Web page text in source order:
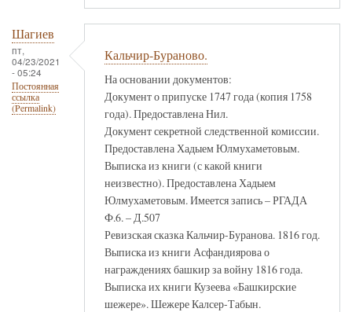
Шагиев
пт,
04/23/2021
- 05:24
Постоянная
ссылка
(Permalink)
Кальчир-Бураново.
На основании документов:
Документ о припуске 1747 года (копия 1758
года). Предоставлена Нил.
Документ секретной следственной комиссии.
Предоставлена Хадыем Юлмухаметовым.
Выписка из книги (с какой книги
неизвестно). Предоставлена Хадыем
Юлмухаметовым. Имеется запись – РГАДА
Ф.6. – Д.507
Ревизская сказка Кальчир-Буранова. 1816 год.
Выписка из книги Асфандиярова о
награждениях башкир за войну 1816 года.
Выписка их книги Кузеева «Башкирские
шежере». Шежере Калсер-Табын.